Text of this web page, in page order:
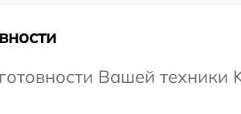
Вашей техники